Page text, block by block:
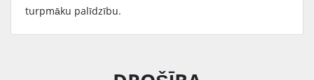
turpmāku palīdzību.